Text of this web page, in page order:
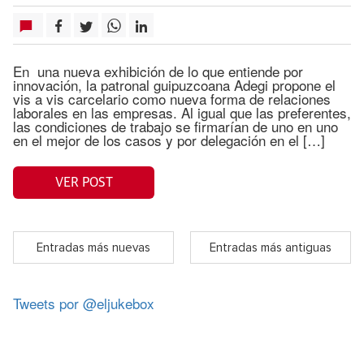
En una nueva exhibición de lo que entiende por
innovación, la patronal guipuzcoana Adegi propone el
vis a vis carcelario como nueva forma de relaciones
laborales en las empresas. Al igual que las preferentes,
las condiciones de trabajo se firmarían de uno en uno
en el mejor de los casos y por delegación en el […]
VER POST
Entradas más nuevas Entradas más antiguas
Tweets por @eljukebox